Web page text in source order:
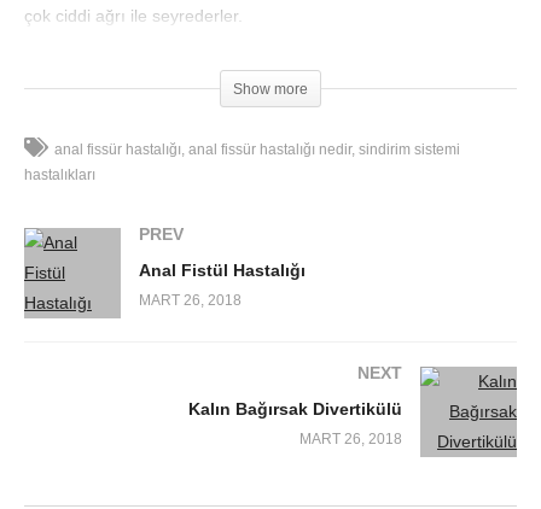
çok ciddi ağrı ile seyrederler.
anüs hastalığıise perianal apse adını
verdiğimiz makat ağzındaki bezlerin iltihabıyla giden tablodur.
Bunların dışındaki hemoroid, eğer hemoroidler ciddi kan
toplanması ve pıhtılaşma yok ise ağrı yapmazlar.
ülseratif kolit gibi iltihabi bağırsak hastalıklar ya da kalın
bağırsak kanserinin habercisi olabilir. O yüzden mutlaka böyle
bir problemde bu açıdan hastanın araştırılması gerekir.
Show more
anal fissür hastalığı anal fissür hastalığı nedir sindirim sistemi
hastalıkları
PREV
Anal Fistül Hastalığı
MART 26, 2018
NEXT
Kalın Bağırsak Divertikülü
MART 26, 2018